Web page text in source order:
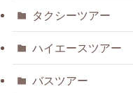
タクシーツアー
ハイエースツアー
バスツアー